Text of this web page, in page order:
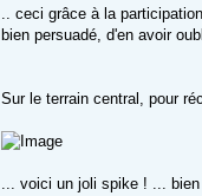
.. ceci grâce à la
bien persuadé, d'en avoir
Sur le terrain central, pour
... voici un joli spike ! ...